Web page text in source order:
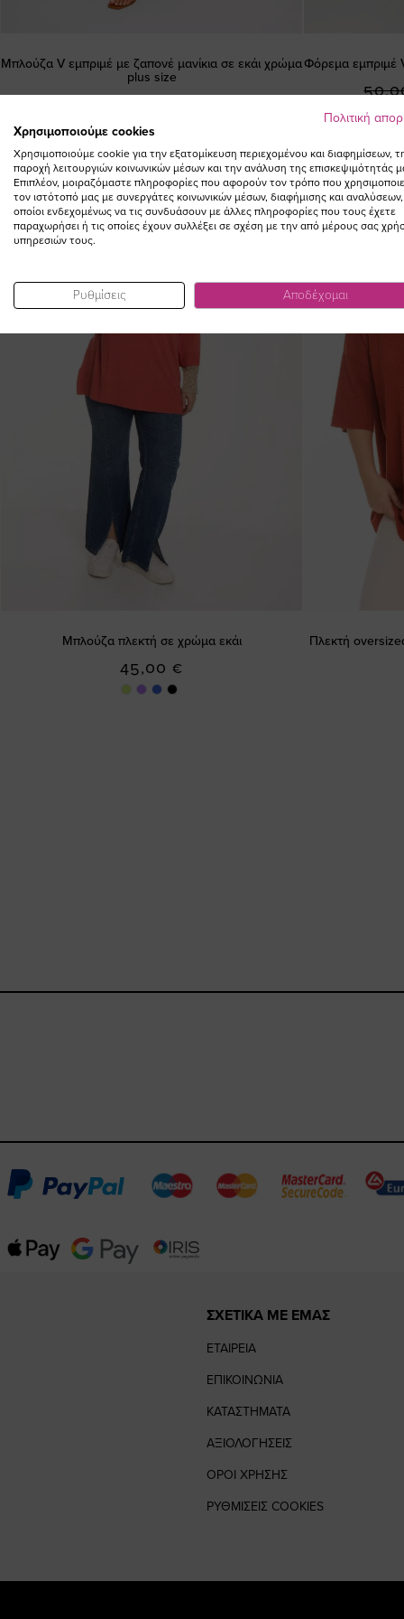
Μπλούζα V εμπριμέ με ζαπονέ μανίκια σε εκάι χρώμα
plus size
Τιμή
Φόρεμα εμπριμέ
Μπλούζα πλεκτή σε χρώμα εκάι
45,00 €
Πλεκτή
ΣΧΕΤΙΚΑ ΜΕ ΕΜΑΣ
ΕΤΑΙΡΕΙΑ
ΕΠΙΚΟΙΝΩΝΙΑ
ΚΑΤΑΣΤΗΜΑΤΑ
ΑΞΙΟΛΟΓΗΣΕΙΣ
ΟΡΟΙ ΧΡΗΣΗΣ
ΡΥΘΜΙΣΕΙΣ COOKIES
Πολιτική
Χρησιμοποιούμε cookies
Χρησιμοποιούμε cookie για την εξατομίκευση περιεχομένου και διαφημίσεων,
παροχή λειτουργιών κοινωνικών μέσων και την ανάλυση της επισκεψιμότητάς
Επιπλέον, μοιραζόμαστε πληροφορίες που αφορούν τον τρόπο που
τον ιστότοπό μας με συνεργάτες κοινωνικών μέσων, διαφήμισης και αναλύσεων,
οποίοι ενδεχομένως να τις συνδυάσουν με άλλες πληροφορίες που τους έχετε
παραχωρήσει ή τις οποίες έχουν συλλέξει σε σχέση με την από μέρους σας
υπηρεσιών τους.
Ρυθμίσεις Αποδέχομαι